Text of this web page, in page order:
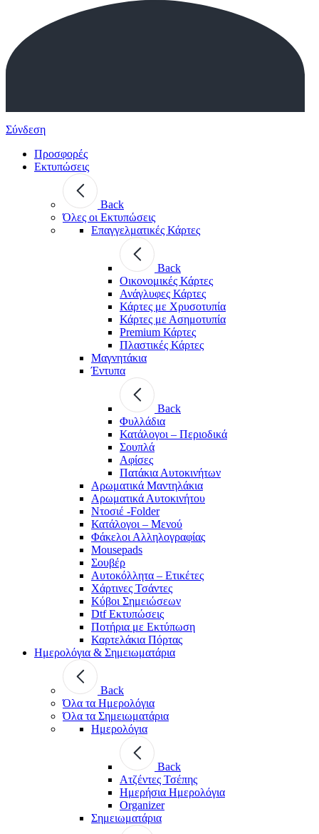
Σύνδεση
Προσφορές
Εκτυπώσεις
Back
Όλες οι Εκτυπώσεις
Επαγγελματικές Κάρτες
Back
Οικονομικές Κάρτες
Ανάγλυφες Κάρτες
Κάρτες με Χρυσοτυπία
Κάρτες με Ασημοτυπία
Premium Κάρτες
Πλαστικές Κάρτες
Μαγνητάκια
Έντυπα
Back
Φυλλάδια
Κατάλογοι – Περιοδικά
Σουπλά
Αφίσες
Πατάκια Αυτοκινήτων
Αρωματικά Μαντηλάκια
Αρωματικά Αυτοκινήτου
Ντοσιέ -Folder
Κατάλογοι – Μενού
Φάκελοι Αλληλογραφίας
Mousepads
Σουβέρ
Αυτοκόλλητα – Ετικέτες
Χάρτινες Τσάντες
Κύβοι Σημειώσεων
Dtf Εκτυπώσεις
Ποτήρια με Εκτύπωση
Καρτελάκια Πόρτας
Ημερολόγια & Σημειωματάρια
Back
Όλα τα Ημερολόγια
Όλα τα Σημειωματάρια
Ημερολόγια
Back
Ατζέντες Τσέπης
Ημερήσια Ημερολόγια
Organizer
Σημειωματάρια